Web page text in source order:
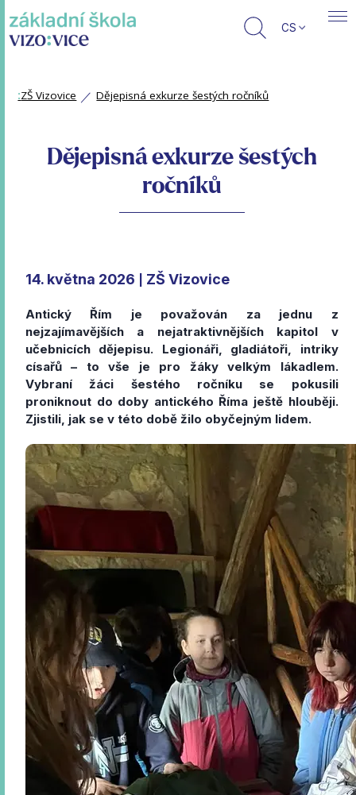
CS
:ZŠ Vizovice Dějepisná exkurze šestých ročníků
Dějepisná exkurze šestých
ročníků
14. května 2026 ZŠ Vizovice
Antický Řím je považován za jednu z
nejzajímavějších a nejatraktivnějších kapitol v
učebnicích dějepisu. Legionáři, gladiátoři, intriky
císařů – to vše je pro žáky velkým lákadlem.
Vybraní žáci šestého ročníku se pokusili
proniknout do doby antického Říma ještě hlouběji.
Zjistili, jak se v této době žilo obyčejným lidem.